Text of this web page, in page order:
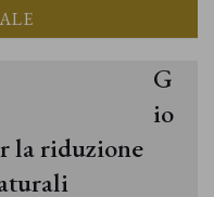
G
io
la riduzione